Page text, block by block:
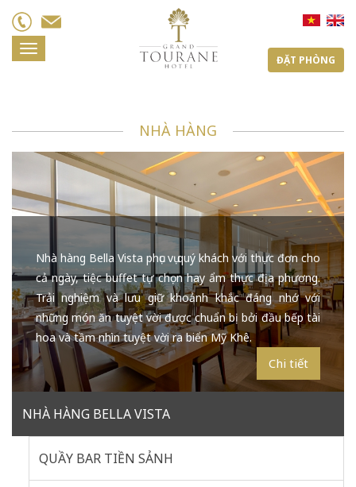
ĐẶT PHÒNG
Toggle
navigation
NHÀ HÀNG
Nhà hàng Bella Vista phục vụ quý khách với thực đơn cho
cả ngày, tiệc buffet tự chọn hay ẩm thực địa phương.
Trải nghiệm và lưu giữ khoảnh khắc đáng nhớ với
những món ăn tuyệt vời được chuẩn bị bởi đầu bếp tài
hoa và tầm nhìn tuyệt vời ra biển Mỹ Khê.
Chi tiết
NHÀ HÀNG BELLA VISTA
QUẦY BAR TIỀN SẢNH